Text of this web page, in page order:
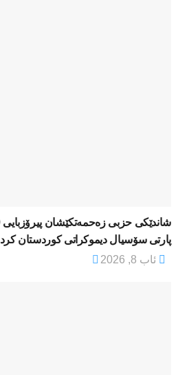
پارتی سۆسیال دیموکراتی کوردستان کرد
ئاب 8, 2026